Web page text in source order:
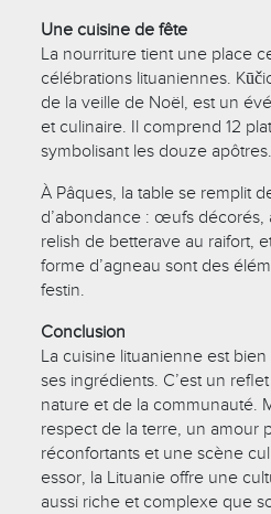
Une cuisine de fête
La nourriture tient une place
célébrations lituaniennes.
de la veille de Noël, est un
et culinaire. Il comprend 12
symbolisant les douze apôtres.
À Pâques, la table se remplit
d’abondance : œufs décorés,
relish de betterave au raifort,
forme d’agneau sont des
festin.
Conclusion
La cuisine lituanienne est
ses ingrédients. C’est un
nature et de la communauté.
respect de la terre, un amour
réconfortants et une scène
essor, la Lituanie offre une
aussi riche et complexe que